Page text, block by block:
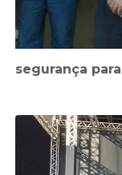
segurança